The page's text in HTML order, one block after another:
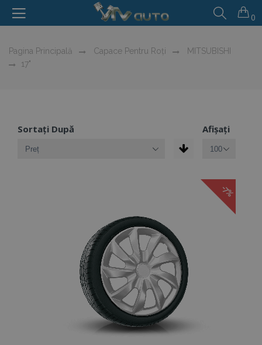
0
Pagina Principală Capace Pentru Roți
MITSUBISHI
17"
Sortați După Afișați
-7%